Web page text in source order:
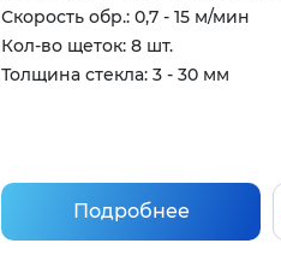
Скорость обр.: 0,7 - 15 м/мин
Кол-во щеток: 8 шт.
Толщина стекла: 3 - 30 мм
Подробнее